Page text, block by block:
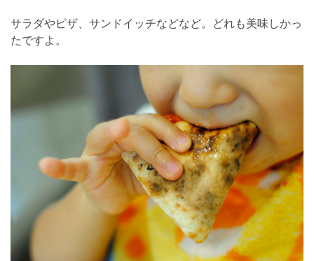
サラダやピザ、サンドイッチなどなど。どれも美味しかっ
たですよ。